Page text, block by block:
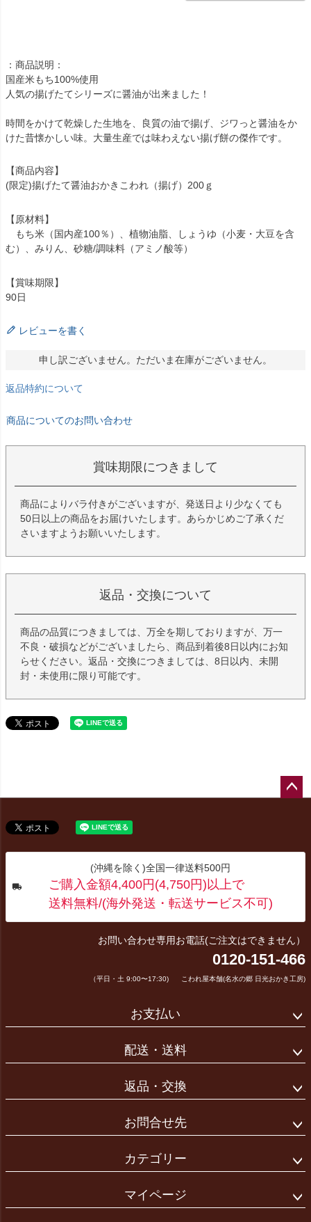
：商品説明：
国産米もち100%使用
人気の揚げたてシリーズに醤油が出来ました！
時間をかけて乾燥した生地を、良質の油で揚げ、ジワっと醤油をか
けた昔懐かしい味。大量生産では味わえない揚げ餅の傑作です。
【商品内容】
(限定)揚げたて醤油おかきこわれ（揚げ）200ｇ
【原材料】
もち米（国内産100％）、植物油脂、しょうゆ（小麦・大豆を含
む）、みりん、砂糖/調味料（アミノ酸等）
【賞味期限】
90日
レビューを書く
申し訳ございません。ただいま在庫がございません。
返品特約について
商品についてのお問い合わせ
賞味期限につきまして
商品によりバラ付きがございますが、発送日より少なくても
50日以上の商品をお届けいたします。あらかじめご了承くだ
さいますようお願いいたします。
返品・交換について
商品の品質につきましては、万全を期しておりますが、万一
不良・破損などがございましたら、商品到着後8日以内にお知
らせください。返品・交換につきましては、8日以内、未開
封・未使用に限り可能です。
へ
(沖縄を除く)全国一律送料500円
ご購入金額4,400円(4,750円)以上で
送料無料/(海外発送・転送サービス不可)
お問い合わせ専用お電話(ご注文はできません）
0120-151-466
（平日・土 9:00〜17:30) こわれ屋本舗(名水の郷 日光おかき工房)
お支払い
配送・送料
返品・交換
お問合せ先
カテゴリー
マイページ